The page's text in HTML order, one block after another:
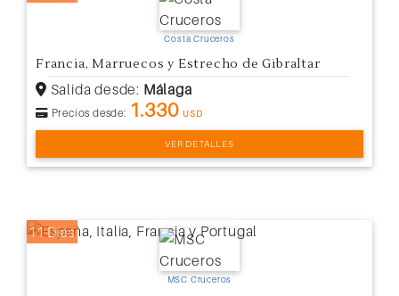
Costa Cruceros
Francia, Marruecos y Estrecho de Gibraltar
Salida desde: Málaga
Precios desde: 1.330 USD
VER DETALLES
11 Días
MSC Cruceros